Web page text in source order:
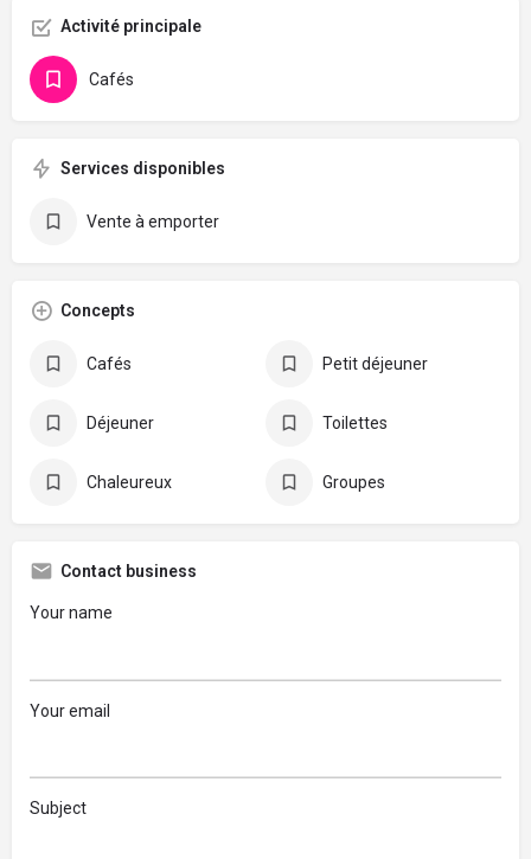
Activité principale
Cafés
Services disponibles
Vente à emporter
Concepts
Cafés Petit déjeuner
Déjeuner Toilettes
Chaleureux Groupes
Contact business
Your name
Your email
Subject